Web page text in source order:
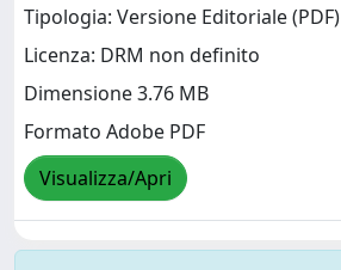
Tipologia: Versione Editoriale (PDF)
Licenza: DRM non definito
Dimensione 3.76 MB
Formato Adobe PDF
Visualizza/Apri